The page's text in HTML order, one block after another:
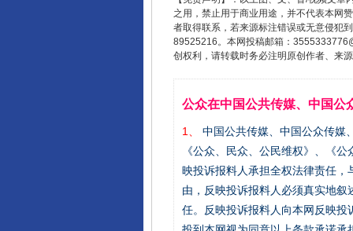
之用，禁止用于商业用途，并不代表本网
者取得联系，若来源标注错误或无意侵犯
89525216。本网投稿邮箱：
创权利，请转载时务必注明原创作者、来
公众在中国公共传媒、中国公
1、
中国公共传媒、中国公众传媒
《公众、民众、公民维权》、《
映投诉报料人承担全权法律责任
由，反映投诉报料人必须真实地
任。反映投诉报料人向本网反映